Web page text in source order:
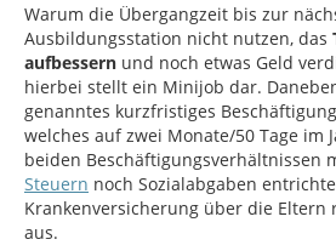
Warum die Übergangzeit bis zur
Ausbildungsstation nicht nutzen, das
aufbessern und noch etwas Geld
hierbei stellt ein Minijob dar.
genanntes kurzfristiges
welches auf zwei Monate/50 Tage im
beiden Beschäftigungsverhältnissen
Steuern noch Sozialabgaben
Krankenversicherung über die Eltern
aus.